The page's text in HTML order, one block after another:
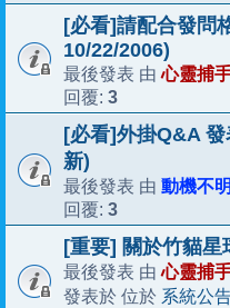
[必看]請配合發問
10/22/2006)
最後發表 由心靈捕
回覆: 3
[必看]外掛Q&A
新)
最後發表 由 動機不明
回覆: 3
[重要] 關於竹貓星
最後發表 由心靈捕
發表於 位於 系統公